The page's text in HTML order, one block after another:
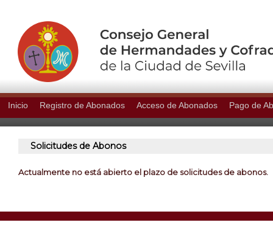
Inicio Registro de Abonados Acceso de Abonados Pago de
Solicitudes de Abonos
Actualmente no está abierto el plazo de solicitudes de abonos.